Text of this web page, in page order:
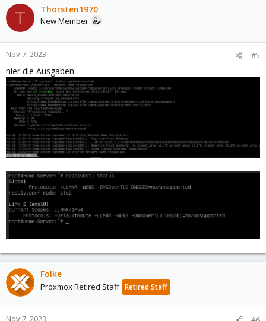
T Thorsten1970
New Member
Nov 7, 2023 #5
hier die Ausgaben:
Folke
Proxmox Retired Staff Retired Staff
Nov 7, 2023